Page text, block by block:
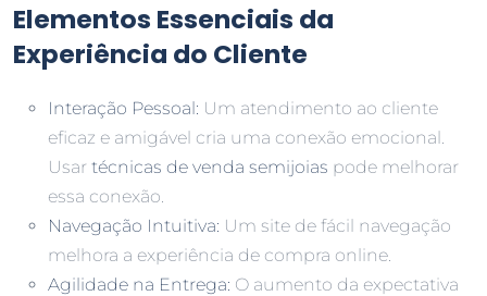
Elementos Essenciais da
Experiência do Cliente
Interação Pessoal: Um atendimento ao cliente
eficaz e amigável cria uma conexão emocional.
Usar técnicas de venda semijoias pode melhorar
essa conexão.
Navegação Intuitiva: Um site de fácil navegação
melhora a experiência de compra online.
Agilidade na Entrega: O aumento da expectativa